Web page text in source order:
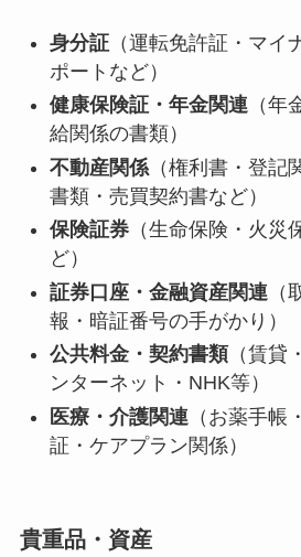
身分証（運転免許証・マイ
ポートなど）
健康保険証・年金関連（年
給関係の書類）
不動産関係（権利書・登記
書類・売買契約書など）
保険証券（生命保険・火災
ど）
証券口座・金融資産関連（
報・暗証番号の手がかり）
公共料金・契約書類（賃貸
ンターネット・NHK等）
医療・介護関連（お薬手帳
証・ケアプラン関係）
貴重品・資産